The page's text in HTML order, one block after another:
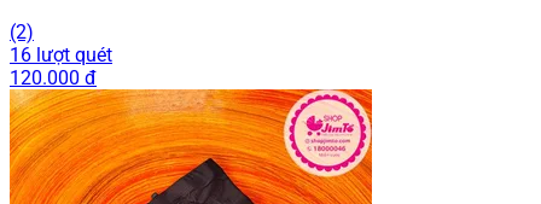
(2)
16 lượt quét
120.000 đ